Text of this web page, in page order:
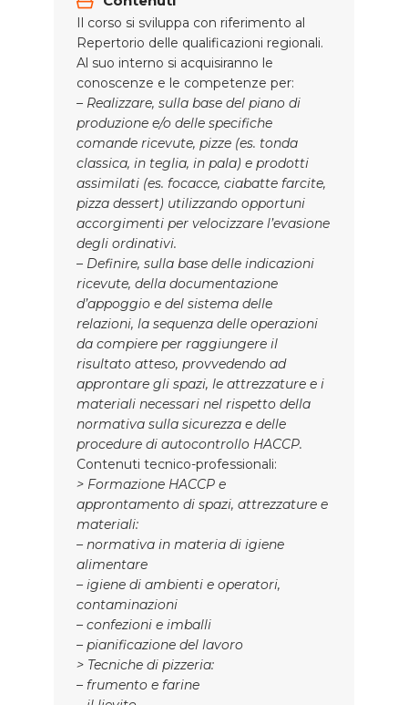
Il corso si sviluppa con riferimento al
Repertorio delle qualificazioni regionali.
Al suo interno si acquisiranno le
conoscenze e le competenze per:
– Realizzare, sulla base del piano di
produzione e/o delle specifiche
comande ricevute, pizze (es. tonda
classica, in teglia, in pala) e prodotti
assimilati (es. focacce, ciabatte farcite,
pizza dessert) utilizzando opportuni
accorgimenti per velocizzare l’evasione
degli ordinativi.
– Definire, sulla base delle indicazioni
ricevute, della documentazione
d’appoggio e del sistema delle
relazioni, la sequenza delle operazioni
da compiere per raggiungere il
risultato atteso, provvedendo ad
approntare gli spazi, le attrezzature e i
materiali necessari nel rispetto della
normativa sulla sicurezza e delle
procedure di autocontrollo HACCP.
Contenuti tecnico-professionali:
> Formazione HACCP e
approntamento di spazi, attrezzature e
materiali:
– normativa in materia di igiene
alimentare
– igiene di ambienti e operatori,
contaminazioni
– confezioni e imballi
– pianificazione del lavoro
> Tecniche di pizzeria:
– frumento e farine